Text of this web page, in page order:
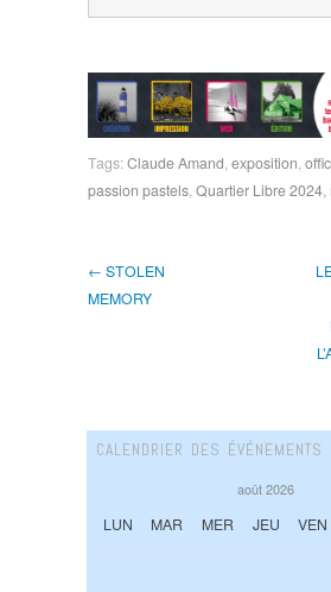
Tags:Claude Amand,exposition,
passion pastels,Quartier Libre 2024,
← STOLEN
MEMORY
CALENDRIER DES ÉVÉNEMENTS
août 2026
LUN MAR MER JEU VEN